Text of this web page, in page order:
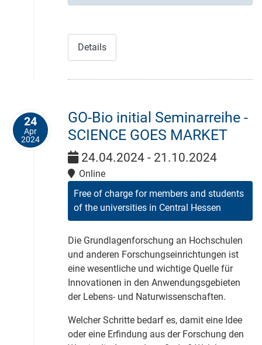
Details
24
Apr
2024
GO-Bio initial Seminarreihe -
SCIENCE GOES MARKET
24.04.2024 - 21.10.2024
Online
Free of charge for members and students
of the universities in Central Hessen
Die Grundlagenforschung an Hochschulen
und anderen Forschungseinrichtungen ist
eine wesentliche und wichtige Quelle für
Innovationen in den Anwendungsgebieten
der Lebens- und Naturwissenschaften.
Welcher Schritte bedarf es, damit eine Idee
oder eine Erfindung aus der Forschung den